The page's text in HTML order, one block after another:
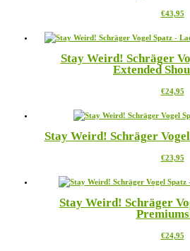
€43,95
Stay Weird! Schräger
Extended
€24,95
Die
Stay Weird! Schräger
€23,95
Stay Weird! Schräger
€24,95